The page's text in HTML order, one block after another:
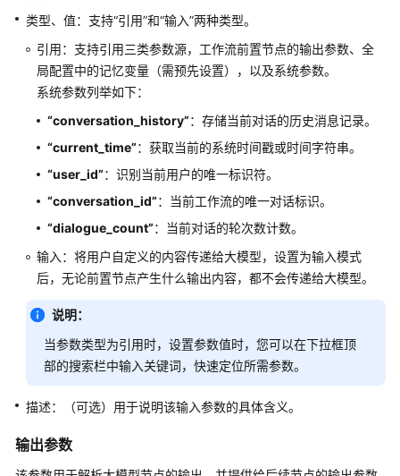
用
工
作
流
介
绍
对
话
型
作
流
和
任
务
型
作
类型、值：支持“引用”和“输入”两种类型。
引用：支持引用三类参数源，工作流前置节点的输出参数、全
局配置中的记忆变量（需预先设置），以及系统参数。
系统参数列举如下：
“conversation_history”：存储当前对话的历史消息记录。
“current_time”：获取当前的系统时间戳或时间字符串。
“user_id”：识别当前用户的唯一标识符。
“conversation_id”：当前工作流的唯一对话标识。
“dialogue_count”：当前对话的轮次数计数。
输入：将用户自定义的内容传递给大模型，设置为输入模式
后，无论前置节点产生什么输出内容，都不会传递给大模型。
说明：
当参数类型为引用时，设置参数值时，您可以在下拉框顶
部的搜索栏中输入关键词，快速定位所需参数。
描述：（可选）用于说明该输入参数的具体含义。
输出参数